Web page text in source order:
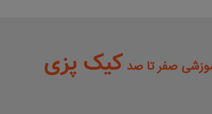
صفر تا صد کیک پزی